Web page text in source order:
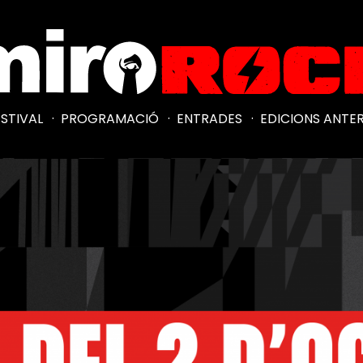
· PROGRAMACIÓ · ENTRADES · EDICIONS